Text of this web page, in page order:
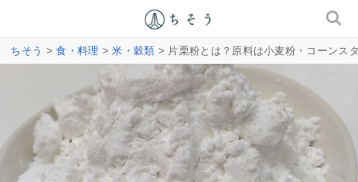
ちそう >食・料理 >米・穀類 > 片栗粉とは？原料は小麦粉・コーンス